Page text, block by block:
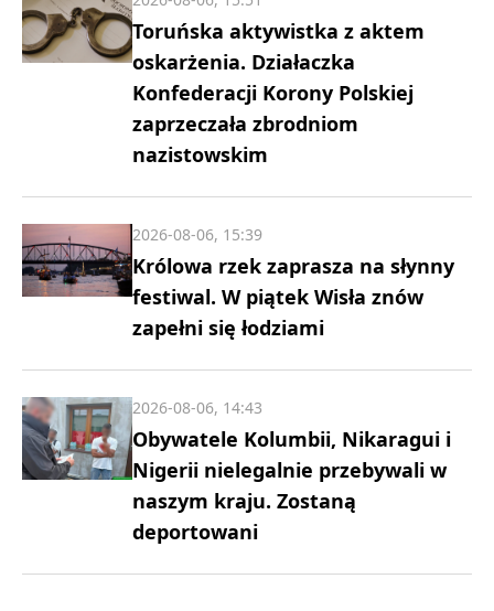
Toruńska aktywistka z aktem
oskarżenia. Działaczka
Konfederacji Korony Polskiej
zaprzeczała zbrodniom
nazistowskim
Królowa rzek zaprasza na słynny
festiwal. W piątek Wisła znów
zapełni się łodziami
2026-08-06, 15:39
Obywatele Kolumbii, Nikaragui i
Nigerii nielegalnie przebywali w
naszym kraju. Zostaną
deportowani
2026-08-06, 14:43